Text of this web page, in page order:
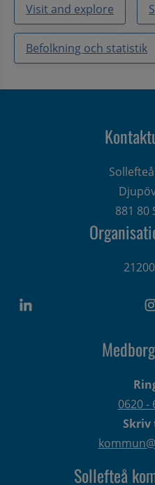
Visit and explore
Befolkning och statistik
881 80
0620 -
Skriv
Sollefteå